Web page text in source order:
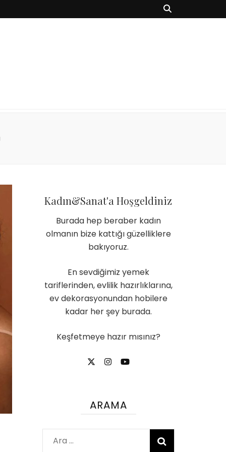
Kadın&Sanat'a Hoşgeldiniz
Burada hep beraber kadın
olmanın bize kattığı güzelliklere
bakıyoruz.
En sevdiğimiz yemek
tariflerinden, evlilik hazırlıklarına,
ev dekorasyonundan hobilere
kadar her şey burada.
Keşfetmeye hazır mısınız?
ARAMA
Arama: